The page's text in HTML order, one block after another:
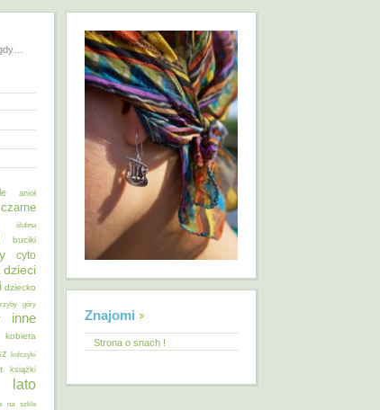
anioł
ślubna
buciki
cyto
dzieci
dziecko
góry
inne
kobieta
kolczyki
książki
lato
na szkle
Znajomi
Strona o snach !